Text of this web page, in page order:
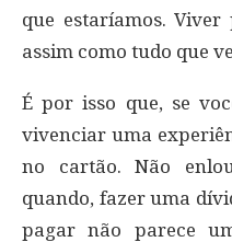
que estaríamos.
assim como tudo que
É por isso que, se
vivenciar uma
no cartão. Não
quando, fazer uma
pagar não parece